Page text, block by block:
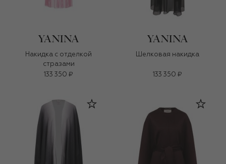
Накидка с отделкой
стразами
133 350 ₽
Шелковая накидка
133 350 ₽